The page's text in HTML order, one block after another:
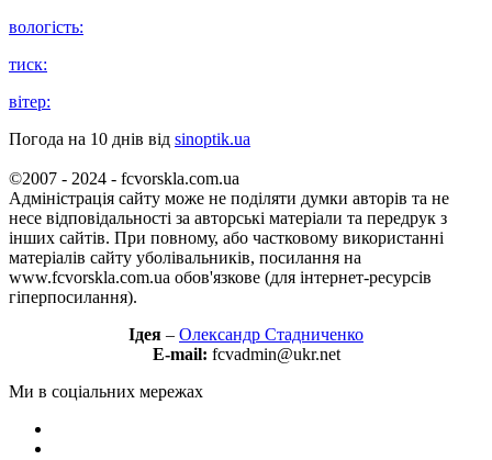
вологість:
тиск:
вітер:
Погода на 10 днів від sinoptik.ua
©2007 - 2024 - fcvorskla.com.ua
Адміністрація сайту може не поділяти думки авторів та не
несе відповідальності за авторські матеріали та передрук з
інших сайтів. При повному, або частковому використанні
матеріалів сайту уболівальників, посилання на
www.fcvorskla.com.ua обов'язкове (для інтернет-ресурсів
гіперпосилання).
Ідея – Олександр Стадниченко
E-mail: fcvadmin@ukr.net
Ми в соціальних мережах